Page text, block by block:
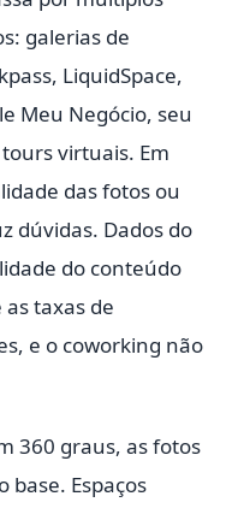
galerias de
LiquidSpace,
Meu Negócio, seu
virtuais. Em
das fotos ou
dúvidas. Dados do
do conteúdo
taxas de
e o coworking não
360 graus, as fotos
base. Espaços